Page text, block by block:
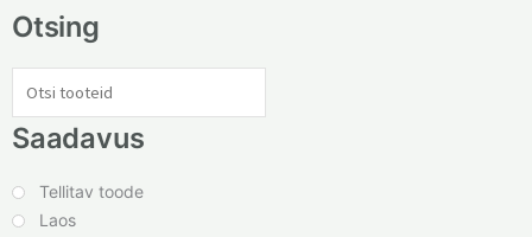
Otsing
Saadavus
Tellitav toode
Laos